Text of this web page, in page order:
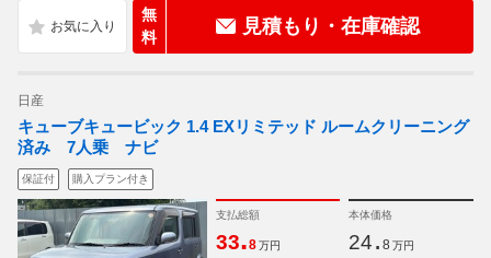
無
料
見積もり・在庫確認
日産
キューブキュービック 1.4 EXリミテッド ルームクリーニング
済み 7人乗 ナビ
保証付 購入プラン付き
支払総額
33.8 万円
本体価格
24. 8 万円